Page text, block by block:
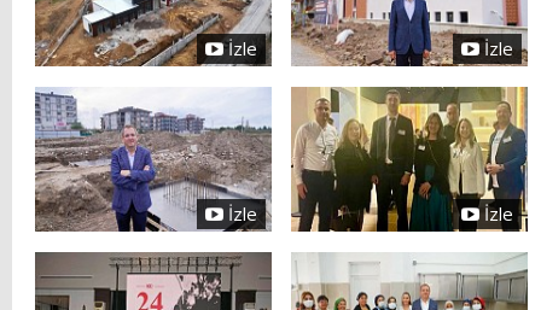
İzle İzle
İzle İzle